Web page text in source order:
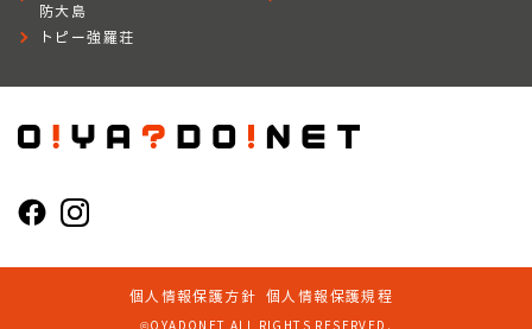
防大島
トピー強羅荘
個人情報保護方針 個人情報保護規程